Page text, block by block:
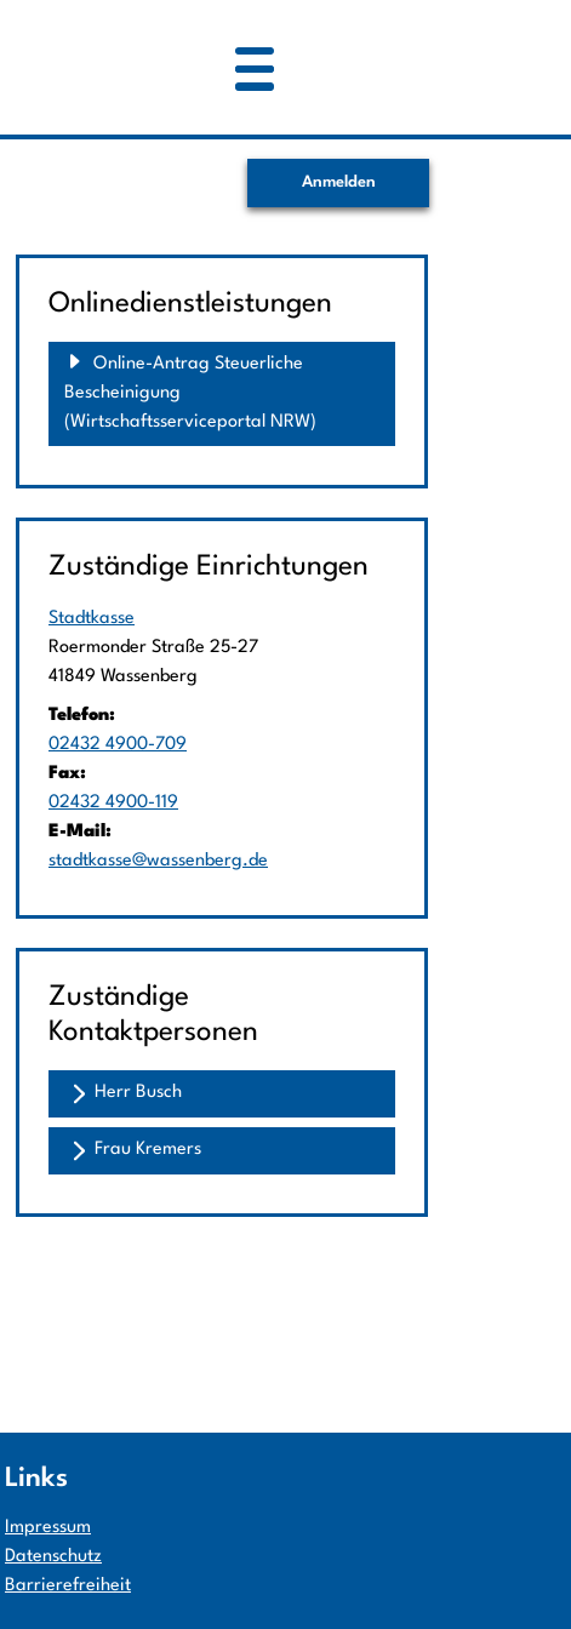
Anmelden
Onlinedienstleistungen
Online-Antrag Steuerliche
Bescheinigung
(Wirtschaftsserviceportal NRW)
Zuständige Einrichtungen
Stadtkasse
Straße:
Roermonder Straße Hausnummer:
25-27
PLZ:
41849 Ort:
Wassenberg
Telefon:
02432 4900-709
Fax:
02432 4900-119
E-Mail:
stadtkasse@wassenberg.de
Zuständige
Kontaktpersonen
Herr Busch
Frau Kremers
Links
Impressum
Datenschutz
Barrierefreiheit